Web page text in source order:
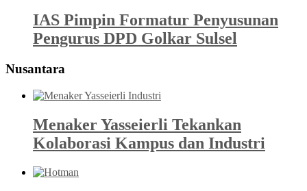
IAS Pimpin Formatur Penyusunan
Pengurus DPD Golkar Sulsel
Nusantara
Menaker Yasseierli Tekankan
Kolaborasi Kampus dan Industri